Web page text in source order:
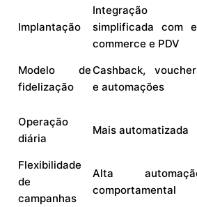
Implantação
Integração
simplificada com
commerce e PDV
Modelo de
fidelização
Cashback,
e automações
Operação
diária
Mais automatizada
Flexibilidade
de
campanhas
Alta
comportamental